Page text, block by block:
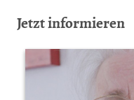
Jetzt informieren